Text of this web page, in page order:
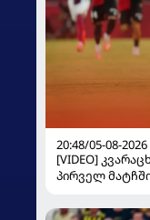
20:48/05-08-2026
[VIDEO]
პირველ